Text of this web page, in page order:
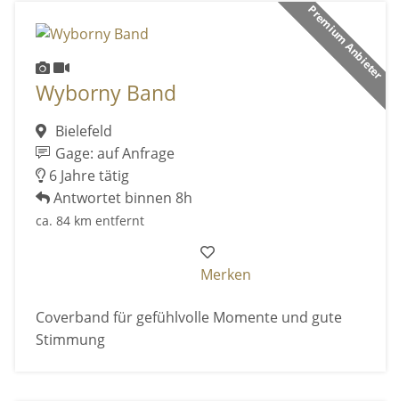
Premium Anbieter
Wyborny Band
Bielefeld
Gage: auf Anfrage
6 Jahre tätig
Antwortet binnen 8h
ca. 84 km entfernt
Merken
Coverband für gefühlvolle Momente und gute
Stimmung